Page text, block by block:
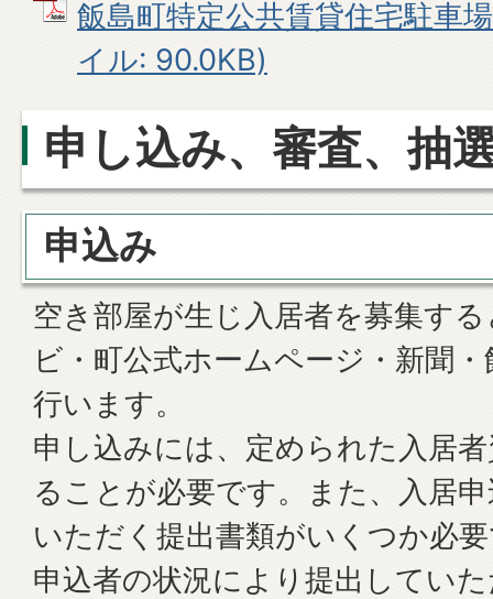
飯島町特定公共賃貸住宅駐車
イル: 90.0KB)
申し込み、審査、抽
申込み
空き部屋が生じ入居者を募集す
ビ・町公式ホームページ・新聞
行います。
申し込みには、定められた入居
ることが必要です。また、入居
いただく提出書類がいくつか必
申込者の状況により提出してい